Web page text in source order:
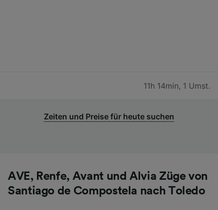
11h 14min, 1 Umst.
Zeiten und Preise für heute suchen
AVE, Renfe, Avant und Alvia Züge von
Santiago de Compostela nach Toledo